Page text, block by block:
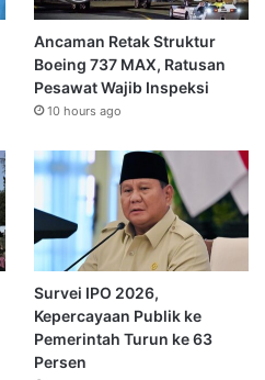
Ancaman Retak Struktur
Boeing 737 MAX, Ratusan
Pesawat Wajib Inspeksi
10 hours ago
Survei IPO 2026,
Kepercayaan Publik ke
Pemerintah Turun ke 63
Persen